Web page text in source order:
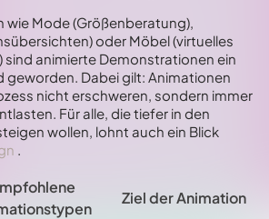
wie Mode (Größenberatung),
oder Möbel (virtuelles
sind animierte Demonstrationen ein
geworden. Dabei gilt: Animationen
nicht erschweren, sondern immer
Für alle, die tiefer in den
wollen, lohnt auch ein Blick
Ziel der Animation